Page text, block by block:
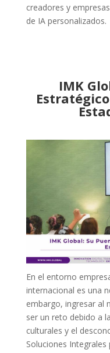
creadores y
de IA personalizados.
IMK
En el entorno
internacional es una
embargo, ingresar al
ser un reto debido a
culturales y el
Soluciones Integrales